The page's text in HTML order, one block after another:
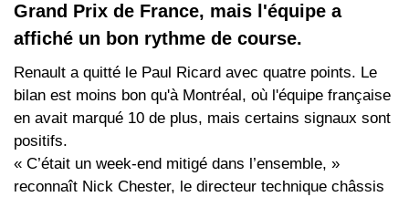
Grand Prix de France, mais l'équipe a
affiché un bon rythme de course.
Renault a quitté le Paul Ricard avec quatre points. Le
bilan est moins bon qu'à Montréal, où l'équipe française
en avait marqué 10 de plus, mais certains signaux sont
positifs.
« C’était un week-end mitigé dans l’ensemble, »
reconnaît Nick Chester, le directeur technique châssis